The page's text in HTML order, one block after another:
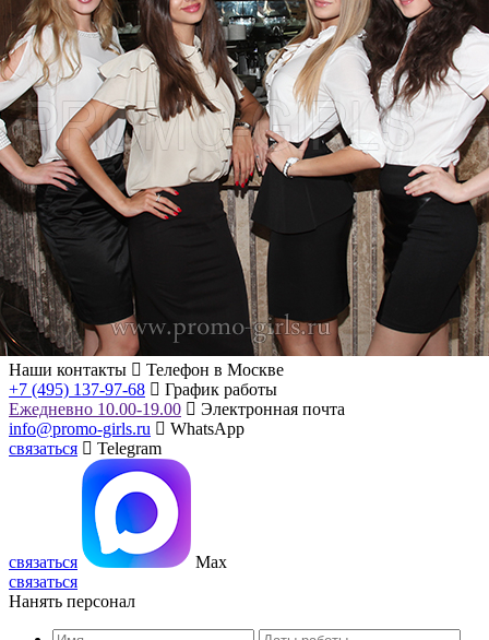
Наши контакты
Телефон в Москве
+7 (495) 137-97-68
График работы
Ежедневно 10.00-19.00
Электронная почта
info@promo-girls.ru
WhatsApp
связаться
Telegram
связаться
Max
связаться
Нанять персонал